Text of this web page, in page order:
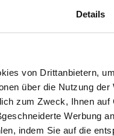
Details
von Drittanbietern,
über die Nutzung
zum Zweck, Ihnen
Werbung
indem Sie auf die
befindet
7 Tage die
die Sie
um